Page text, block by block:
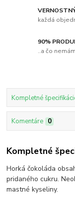
každá
90%
..a čo
Kompletné
Komentáre 0
Kompletné
Horká čokoláda
pridaného cukru.
mastné kyseliny.